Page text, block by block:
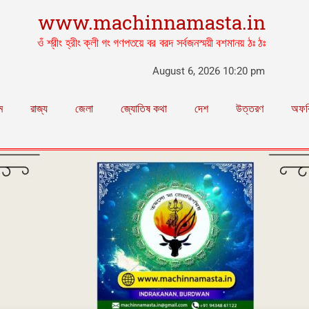
www.machinnamasta.in
ওঁ শ্রীং হ্রীং ক্লী গং গণপতয়ে বর বরদ সর্বজনস্ময়ী বশমানয় ঠঃ ঠঃ
August 6, 2026 10:20 pm
রাজ্য জেলা জ্যোতিষ কথা দেশ উত্তরণ